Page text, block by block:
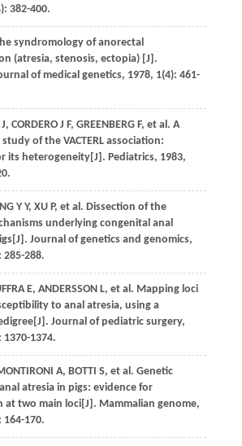
382-400.
syndromology of anorectal
(atresia, stenosis, ectopia) [J].
of medical genetics, 1978, 1(4): 461-
, CORDERO J F, GREENBERG F, et al. A
of the VACTERL association:
its heterogeneity[J]. Pediatrics, 1983,
Y Y, XU P, et al. Dissection of the
underlying congenital anal
Journal of genetics and genomics,
285-288.
E, ANDERSSON L, et al. Mapping loci
to anal atresia, using a
Journal of pediatric surgery,
1370-1374.
A, BOTTI S, et al. Genetic
atresia in pigs: evidence for
at two main loci[J]. Mammalian genome,
164-170.